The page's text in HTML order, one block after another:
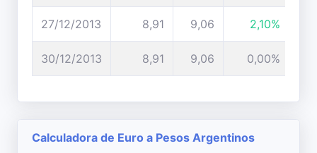
27/12/2013 8,91 9,06 2,10%
30/12/2013 8,91 9,06 0,00%
Calculadora de Euro a Pesos Argentinos